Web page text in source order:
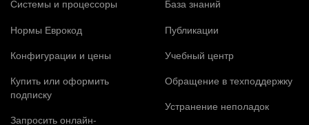
Системы и процессоры
Нормы Еврокод
Конфигурации и цены
Купить или оформить
подписку
Запросить онлайн-
База знаний
Публикации
Учебный центр
Обращение в техподдержку
Устранение неполадок